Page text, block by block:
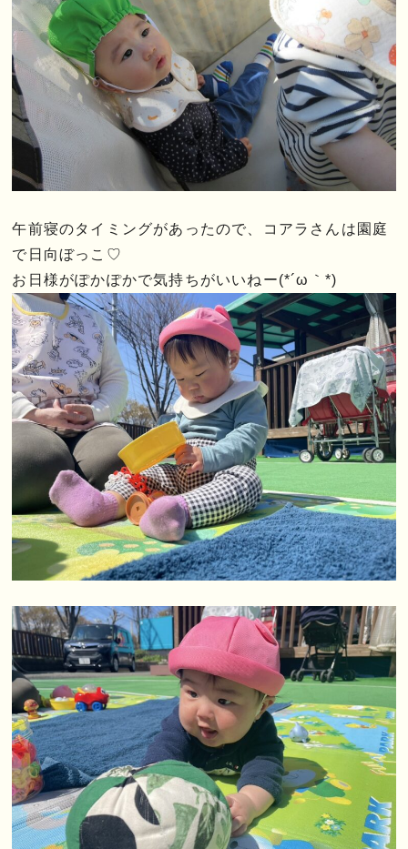
午前寝のタイミングがあったので、コアラさんは園庭
で日向ぼっこ♡
お日様がぽかぽかで気持ちがいいねー(*´ω｀*)